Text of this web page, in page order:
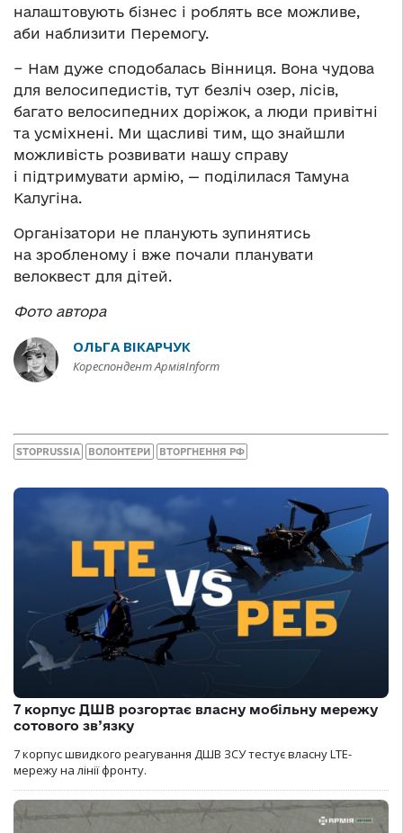
налаштовують бізнес і роблять все можливе,
аби наблизити Перемогу.
− Нам дуже сподобалась Вінниця. Вона чудова
для велосипедистів, тут безліч озер, лісів,
багато велосипедних доріжок, а люди привітні
та усміхнені. Ми щасливі тим, що знайшли
можливість розвивати нашу справу
і підтримувати армію, — поділилася Тамуна
Калугіна.
Організатори не планують зупинятись
на зробленому і вже почали планувати
велоквест для дітей.
Фото автора
ОЛЬГА ВІКАРЧУК
Кореспондент АрміяInform
STOPRUSSIA ВОЛОНТЕРИ ВТОРГНЕННЯ РФ
7 корпус ДШВ розгортає власну мобільну мережу
сотового зв’язку
7 корпус швидкого реагування ДШВ ЗСУ тестує власну LTE-
мережу на лінії фронту.